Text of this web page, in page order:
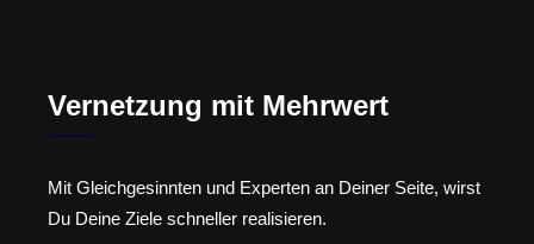
Vernetzung mit Mehrwert
Mit Gleichgesinnten und Experten an Deiner Seite, wirst
Du Deine Ziele schneller realisieren.